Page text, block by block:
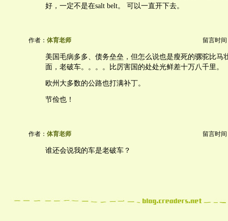
好，一定不是在salt belt。 可以一直开下去。
作者： 体育老师 留言时间
美国毛病多多、债务垒垒，但怎么说也是瘦死的骡驼比马
面，老破车。。。。比厉害国的处处光鲜差十万八千里。
欧州大多数的公路也打满补丁。
节俭也！
作者： 体育老师 留言时间
谁还会说我的车是老破车？